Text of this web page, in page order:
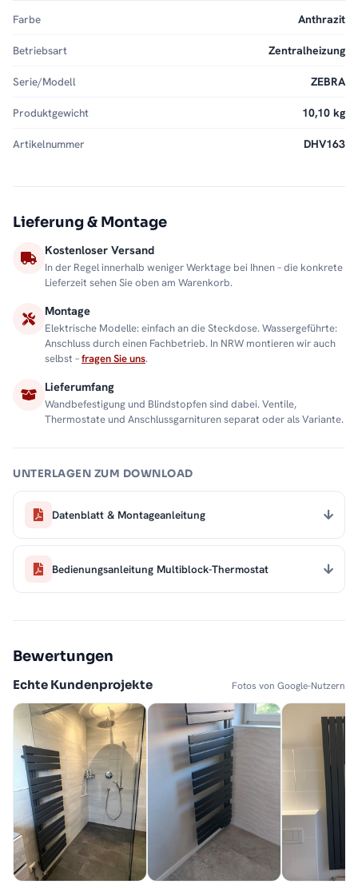
Farbe Anthrazit
Betriebsart Zentralheizung
Serie/Modell ZEBRA
Produktgewicht 10,10 kg
Artikelnummer DHV163
Lieferung & Montage
Kostenloser Versand
In der Regel innerhalb weniger Werktage bei Ihnen – die konkrete
Lieferzeit sehen Sie oben am Warenkorb.
Montage
Elektrische Modelle: einfach an die Steckdose. Wassergeführte:
Anschluss durch einen Fachbetrieb. In NRW montieren wir auch
selbst –fragen Sie uns.
Lieferumfang
Wandbefestigung und Blindstopfen sind dabei. Ventile,
Thermostate und Anschlussgarnituren separat oder als Variante.
UNTERLAGEN ZUM DOWNLOAD
Datenblatt & Montageanleitung
Bedienungsanleitung Multiblock-Thermostat
Bewertungen
Echte Kundenprojekte Fotos von Google-Nutzern